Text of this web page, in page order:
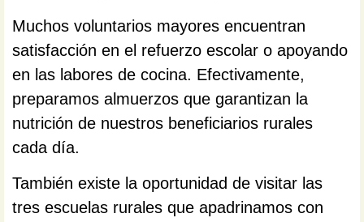
Muchos voluntarios mayores encuentran
satisfacción en el refuerzo escolar o apoyando
en las labores de cocina. Efectivamente,
preparamos almuerzos que garantizan la
nutrición de nuestros beneficiarios rurales
cada día.
También existe la oportunidad de visitar las
tres escuelas rurales que apadrinamos con